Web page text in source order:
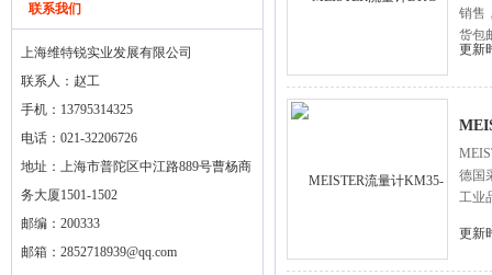
联系我们
上海维特锐实业发展有限公司
联系人：赵工
手机：13795314325
电话：021-32206726
地址：上海市普陀区中江路889号曹杨商
务大厦1501-1502
邮编：200333
邮箱： 2852718939@qq.com
销售
货包
更新
德国
工业
更新